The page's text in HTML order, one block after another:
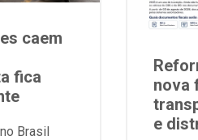
caem
fica
Brasil
nova
e